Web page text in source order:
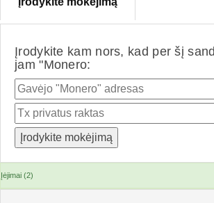
Įrodykite kam nors, kad per šį
jam "Monero:
Įėjimai (2)